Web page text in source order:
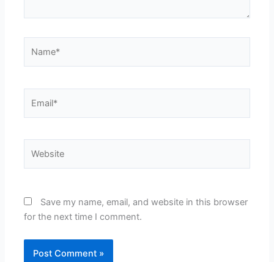
Save my name, email, and website in this browser
for the next time I comment.